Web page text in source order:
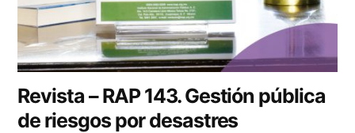
Revista – RAP 143. Gestión pública
de riesgos por desastres